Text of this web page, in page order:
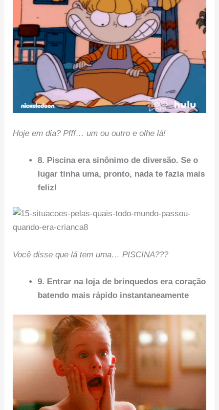
Hoje em dia? Pfff… um ou outro e olhe lá!
8. Piscina era sinônimo de diversão. Se o
lugar tinha uma, pronto, nada te fazia mais
feliz!
Você disse que lá tem uma… PISCINA???
9. Entrar na loja de brinquedos era coração
batendo mais rápido instantaneamente